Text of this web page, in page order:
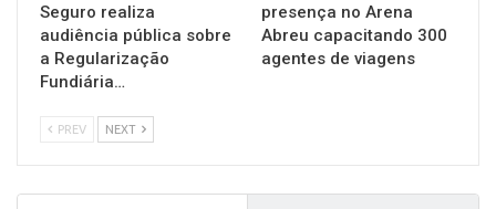
Seguro realiza
audiência pública sobre
a Regularização
Fundiária…
presença no Arena
Abreu capacitando 300
agentes de viagens
PREV NEXT